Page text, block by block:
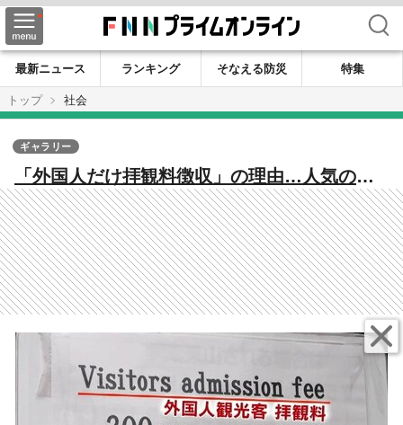
検索
最新ニュース ランキング そなえる防災
特集
トップ
社会
「外国人だけ拝観料徴収」の理由…人気の寺
院でごみ捨て・酒盛り・花火「殺すと言われ
た」オーバーツーリズムに困惑【福岡発】
ギャラリー